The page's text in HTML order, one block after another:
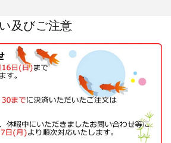
及びご注意